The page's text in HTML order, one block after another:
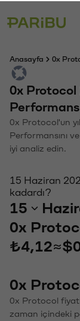
Anasayfa 0x
0x Protocol
0x Protocol'un
Performansını
iyi analiz edin.
15 Haziran
kadardı?
15
0x
₺4,12≈
0x
0x Protocol fiyat
zaman içindeki